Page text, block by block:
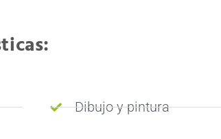
Dibujo y pintura